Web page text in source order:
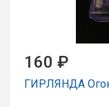
160 ₽
ГИРЛЯНДА